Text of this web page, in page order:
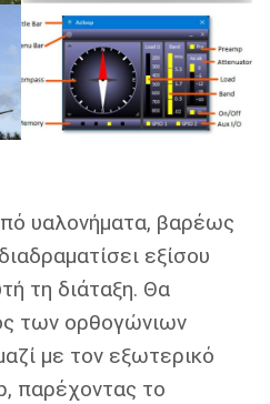
υαλονήματα, βαρέως
εξίσου
τη διάταξη. Θα
των ορθογώνιων
με τον εξωτερικό
παρέχοντας το